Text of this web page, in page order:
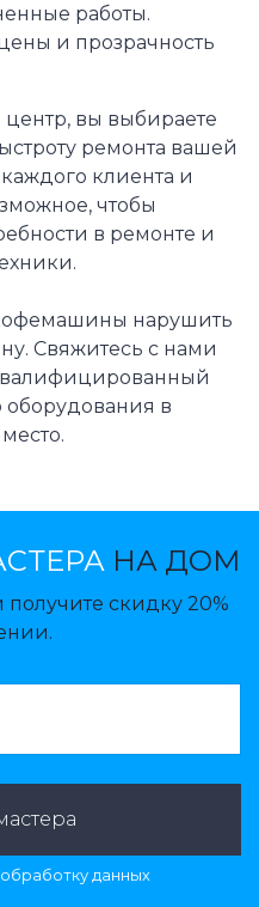
работы.
и прозрачность
вы выбираете
ремонта вашей
клиента и
чтобы
в ремонте и
нарушить
Свяжитесь с нами
в
НА ДОМ
получите скидку 20%
обработку данных